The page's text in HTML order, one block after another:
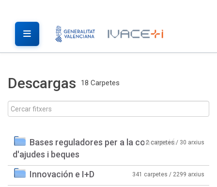
Descargas 18 Carpetes
Bases reguladores per a la concessió
d'ajudes i beques
2 carpetes / 30 arxius
Innovación e I+D 341 carpetes / 2299 arxius